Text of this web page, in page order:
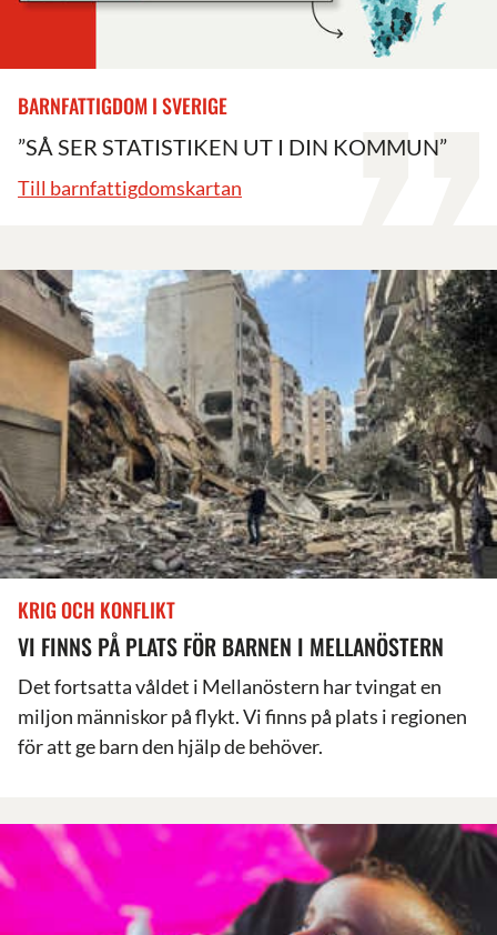
BARNFATTIGDOM I SVERIGE
”SÅ SER STATISTIKEN UT I DIN KOMMUN”
Till barnfattigdomskartan
KRIG OCH KONFLIKT
VI FINNS PÅ PLATS FÖR BARNEN I MELLANÖSTERN
Det fortsatta våldet i Mellanöstern har tvingat en
miljon människor på flykt. Vi finns på plats i regionen
för att ge barn den hjälp de behöver.